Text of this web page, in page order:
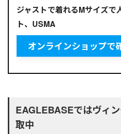
ジャストで着れるMサイズで
ト、USMA
オンラインショップで
EAGLEBASEではヴィ
取中